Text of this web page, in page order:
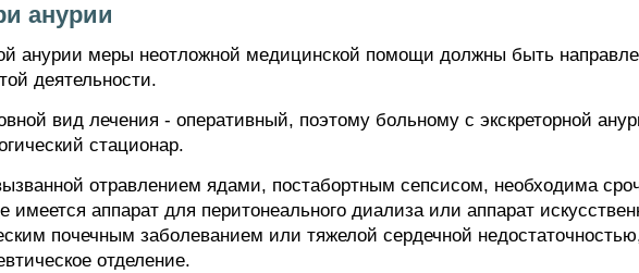
анурии
анурии меры неотложной медицинской помощи должны быть
деятельности.
вид лечения - оперативный, поэтому больному с экскреторной
стационар.
отравлением ядами, постабортным сепсисом, необходима
имеется аппарат для перитонеального диализа или аппарат
почечным заболеванием или тяжелой сердечной
отделение.